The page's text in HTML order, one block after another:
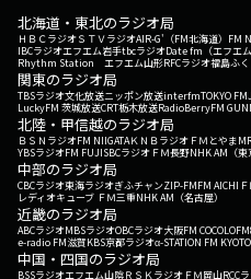
北海道・東北のラジオ局
ＨＢＣラジオＳＴＶラジオAIR-G'（FM北海道） FM
IBCラジオエフエム岩手tbcラジオDate fm（エフエム
Rhythm Station エフエム山形RFCラジオ福島ふ
関東のラジオ局
TBSラジオ文化放送ニッポン放送interfmTOKYO FM
LuckyFM 茨城放送CRT栃木放送RadioBerryFM
北陸・甲信越のラジオ局
ＢＳＮラジオFM NIIGATAＫＮＢラジオ ＦＭとやま
YBSラジオFM FUJISBCラジオ ＦＭ長野NHK AM（東
中部のラジオ局
CBCラジオ東海ラジオぎふチャンZIP-FMFM AICHI
レディオキューブ ＦＭ三重NHK AM（名古屋）
近畿のラジオ局
ABCラジオMBSラジオOBCラジオ大阪FM COCOLO
e-radio FM滋賀KBS京都ラジオα-STATION FM KYOTO
中国・四国のラジオ局
BSSラジオエフエム山陰ＲＳＫラジオ ＦＭ岡山RCC